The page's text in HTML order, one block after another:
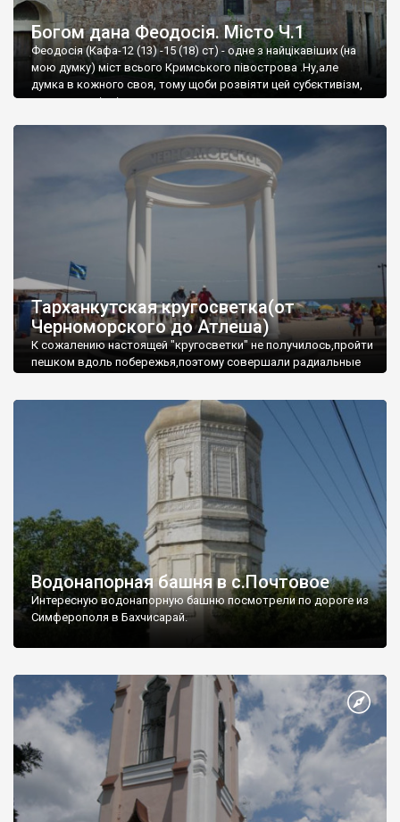
Богом дана Феодосія. Місто Ч.1
Феодосія (Кафа-12 (13) -15 (18) ст) - одне з найцікавіших (на
мою думку) міст всього Кримського півострова .Ну,але
думка в кожного своя, тому щоби розвіяти цей субєктивізм,
запрошую відвідати це
Тарханкутская кругосветка(от
Черноморского до Атлеша)
К сожалению настоящей "кругосветки" не получилось,пройти
пешком вдоль побережья,поэтому совершали радиальные
Водонапорная башня в с.Почтовое
Интересную водонапорную башню посмотрели по дороге из
Симферополя в Бахчисарай.